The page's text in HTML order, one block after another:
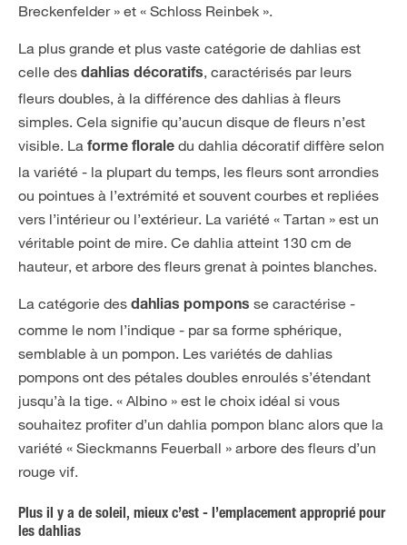
Breckenfelder » et « Schloss Reinbek ».
La plus grande et plus vaste catégorie de dahlias est
celle des dahlias décoratifs, caractérisés par leurs
fleurs doubles, à la différence des dahlias à fleurs
simples. Cela signifie qu’aucun disque de fleurs n’est
visible. La forme florale du dahlia décoratif diffère selon
la variété - la plupart du temps, les fleurs sont arrondies
ou pointues à l’extrémité et souvent courbes et repliées
vers l’intérieur ou l’extérieur. La variété « Tartan » est un
véritable point de mire. Ce dahlia atteint 130 cm de
hauteur, et arbore des fleurs grenat à pointes blanches.
La catégorie des dahlias pompons se caractérise -
comme le nom l’indique - par sa forme sphérique,
semblable à un pompon. Les variétés de dahlias
pompons ont des pétales doubles enroulés s’étendant
jusqu’à la tige. « Albino » est le choix idéal si vous
souhaitez profiter d’un dahlia pompon blanc alors que la
variété « Sieckmanns Feuerball » arbore des fleurs d’un
rouge vif.
Plus il y a de soleil, mieux c’est - l’emplacement approprié pour
les dahlias